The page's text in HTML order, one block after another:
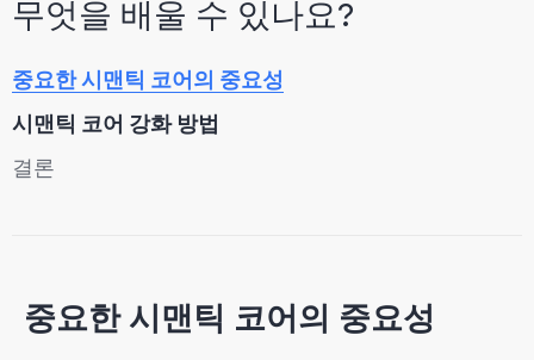
무엇을 배울 수 있나요?
중요한 시맨틱 코어의 중요성
시맨틱 코어 강화 방법
결론
중요한 시맨틱 코어의 중요성